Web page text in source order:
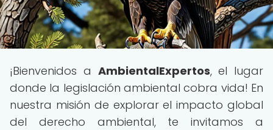
¡Bienvenidos a AmbientalExpertos, el lugar
donde la legislación ambiental cobra vida! En
nuestra misión de explorar el impacto global
del derecho ambiental, te invitamos a